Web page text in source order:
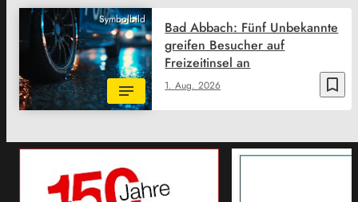
Symbolbild
bookmark_border
1. Aug. 2026
Bad Abbach: Fünf Unbekannte
greifen Besucher auf
Freizeitinsel an